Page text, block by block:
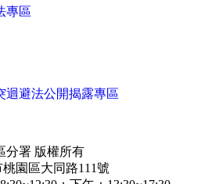
專區
迴避法公開揭露專區
分署 版權所有
園區大同路111號